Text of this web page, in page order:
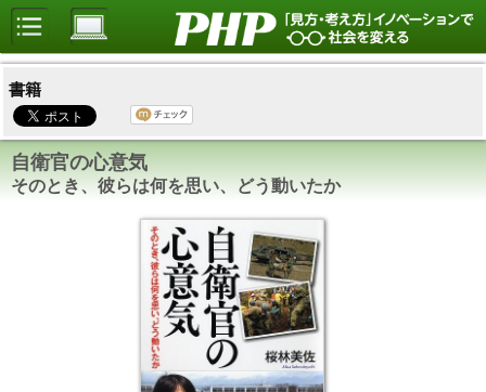
書籍
自衛官の心意気
そのとき、彼らは何を思い、どう動いたか